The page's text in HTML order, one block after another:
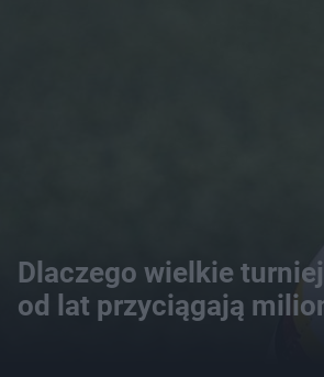
Dlaczego wielkie
od lat przyciągają